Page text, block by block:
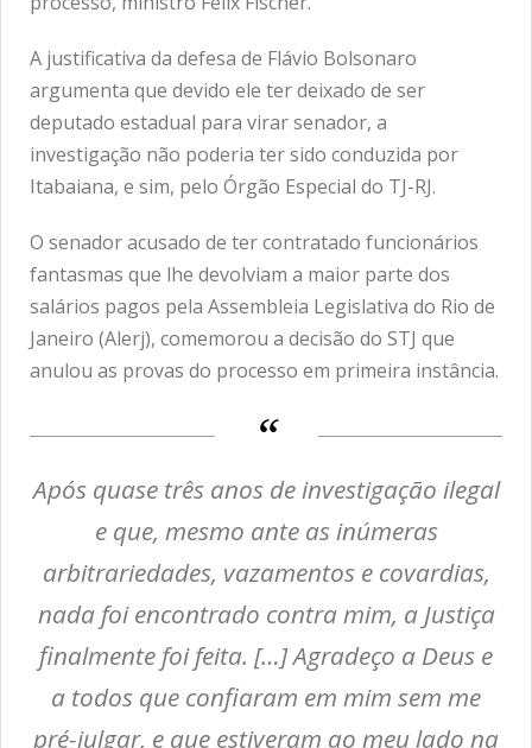
A justificativa da defesa de Flávio Bolsonaro
argumenta que devido ele ter deixado de ser
deputado estadual para virar senador, a
investigação não poderia ter sido conduzida por
Itabaiana, e sim, pelo Órgão Especial do TJ-RJ.
O senador acusado de ter contratado funcionários
fantasmas que lhe devolviam a maior parte dos
salários pagos pela Assembleia Legislativa do Rio de
Janeiro (Alerj), comemorou a decisão do STJ que
anulou as provas do processo em primeira instância.
Após quase três anos de investigação ilegal
e que, mesmo ante as inúmeras
arbitrariedades, vazamentos e covardias,
nada foi encontrado contra mim, a Justiça
finalmente foi feita. […] Agradeço a Deus e
a todos que confiaram em mim sem me
pré-julgar, e que estiveram ao meu lado na